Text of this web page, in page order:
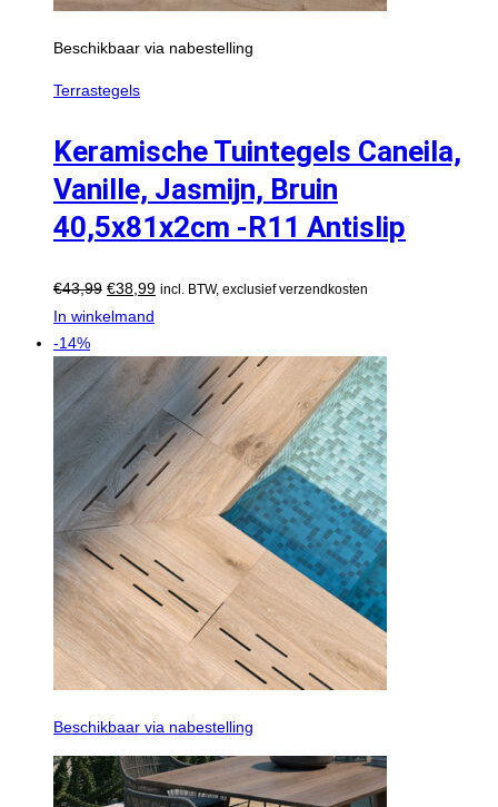
Beschikbaar via nabestelling
Terrastegels
Keramische Tuintegels Caneila,
Vanille, Jasmijn, Bruin
40,5x81x2cm -R11 Antislip
€43,99 €38,99 incl. BTW, exclusief verzendkosten
In winkelmand
-14%
Beschikbaar via nabestelling